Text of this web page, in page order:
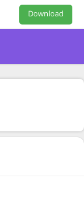
Download